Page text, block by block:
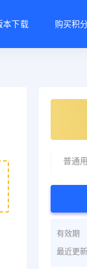
本下载 购买积
普通
有效期
最近更新